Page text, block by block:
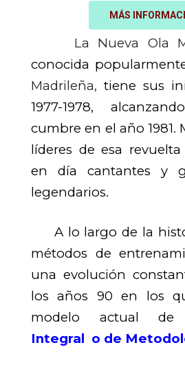
MÁS
La Nueva Ola
conocida
Madrileña, tiene sus
1977-1978,
cumbre en el año 1981.
líderes de esa
en día cantantes y
legendarios.
A lo largo de la
métodos de
una evolución
los años 90 en los
modelo actual de
Integral o de